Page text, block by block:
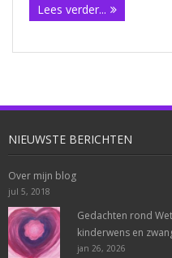
Lees verder...
NIEUWSTE BERICHTEN
Over mijn blog
jul 5, 2018
Gedachten rond
kinderwens en
jan 26, 2026